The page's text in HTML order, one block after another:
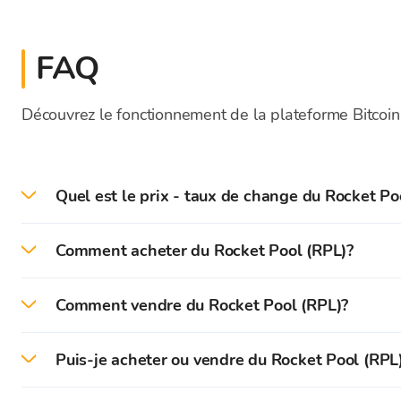
FAQ
Découvrez le fonctionnement de la plateforme
Quel est le prix - taux de change du Rocket
Comment acheter du Rocket Pool (RPL)?
bas.
Tout d'abord, vous devez créer et vérifier votre
Comment vendre du Rocket Pool (RPL)?
Puis-je acheter ou vendre du Rocket Pool